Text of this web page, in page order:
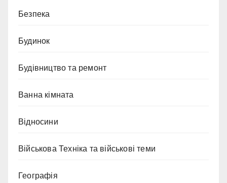
Безпека
Будинок
Будівництво та ремонт
Ванна кімната
Відносини
Військова Техніка та військові теми
Географія